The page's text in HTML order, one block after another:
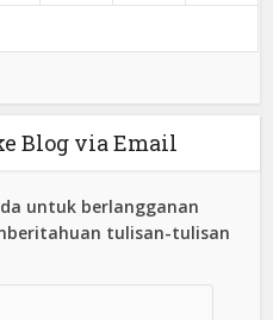
Blog via Email
untuk berlangganan
tulisan-tulisan